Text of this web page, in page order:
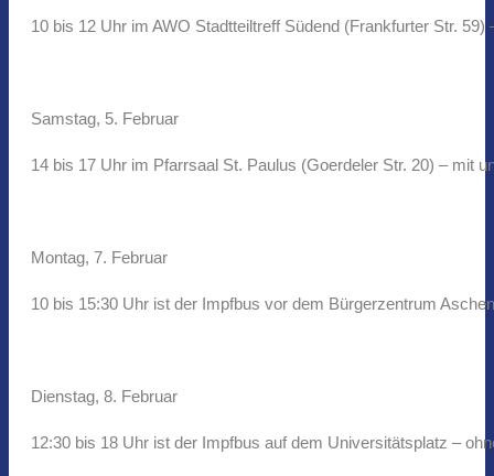
10 bis 12 Uhr im AWO Stadtteiltreff Südend (Frankfurter Str.
Samstag, 5. Februar
14 bis 17 Uhr im Pfarrsaal St. Paulus (Goerdeler Str. 20) – mit
Montag, 7. Februar
10 bis 15:30 Uhr ist der Impfbus vor dem Bürgerzentrum
Dienstag, 8. Februar
12:30 bis 18 Uhr ist der Impfbus auf dem Universitätsplatz –